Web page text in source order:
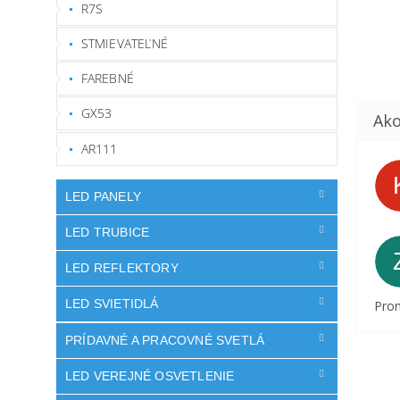
R7S
STMIEVATEĽNÉ
FAREBNÉ
GX53
AR111
LED PANELY
LED TRUBICE
LED REFLEKTORY
LED SVIETIDLÁ
PRÍDAVNÉ A PRACOVNÉ SVETLÁ
LED VEREJNÉ OSVETLENIE